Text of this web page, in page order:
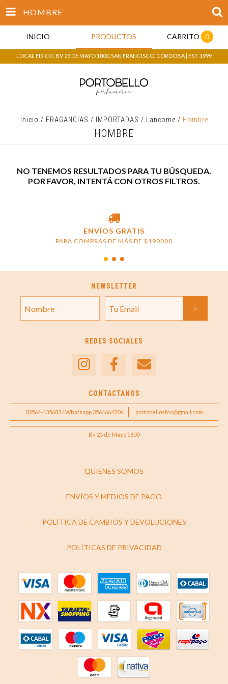
HOMBRE
INICIO PRODUCTOS CARRITO 0
LOCAL FISICO, BV 25 DE MAYO 1800, SAN FRANCISCO, CÓRDOBA | EST. 1999
Inicio / FRAGANCIAS / IMPORTADAS / Lancome / Hombre
HOMBRE
NO TENEMOS RESULTADOS PARA TU BÚSQUEDA.
POR FAVOR, INTENTÁ CON OTROS FILTROS.
ENVÍOS GRATIS
PARA COMPRAS DE MÁS DE $190000
NEWSLETTER
REDES SOCIALES
CONTACTANOS
03564-435682 / Whatsapp 3564664206 portobellosfco@gmail.com
Bv 25 de Mayo 1800
QUIÉNES SOMOS
ENVÍOS Y MEDIOS DE PAGO
POLÍTICA DE CAMBIOS Y DEVOLUCIONES
POLÍTICAS DE PRIVACIDAD